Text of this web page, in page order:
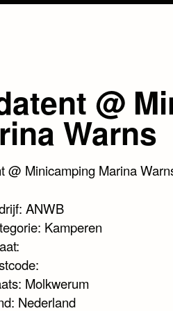
@
Warns
@ Minicamping Marina
ANWB
Kamperen
Molkwerum
Nederland